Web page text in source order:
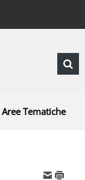
Tematiche